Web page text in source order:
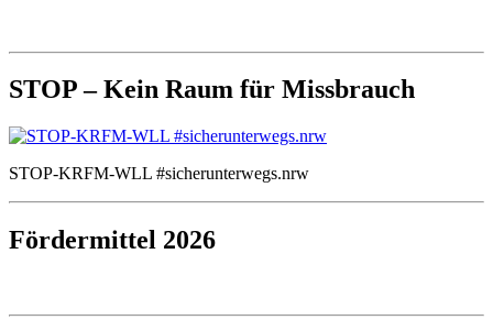
STOP – Kein Raum für Missbrauch
STOP-KRFM-WLL #sicherunterwegs.nrw
Fördermittel 2026